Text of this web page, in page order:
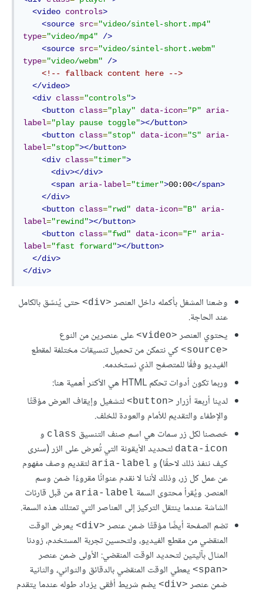
<video controls>
<source src="video/sintel-short.mp4"
type="video/mp4"
/>
<source src="video/sintel-short.webm"
type="video/webm"
/>
<!-- fallback content here -->
</video>
<div class="controls">
<button class="play" data-icon="P"
aria-
label="play pause toggle"></button>
<button class="stop" data-icon="S"
aria-
label="stop"></button>
<div class="timer">
<div></div>
<span aria-label="timer">00:00</span>
</div>
<button class="rwd" data-icon="B"
aria-
label="rewind"></button>
<button class="fwd" data-icon="F"
aria-
label="fast forward"></button>
</div>
</div>
وضعنا المشغل بأكمله داخل العنصر <div>
حتى يُنسّق بالكامل
عند الحاجة.
يحتوي العنصر <video> على عنصرين من النوع
<source>
كي نتمكن من تحميل تنسيقات مختلفة لمقطع
الفيديو وفقًا للمتصفح الذي نستخدمه.
وربما تكون أدوات تحكم HTML هي اﻷكثر أهمية هنا:
لدينا أربعة أزرار <button>
لتشغيل وإيقاف العرض مؤقتًا
واﻹطفاء والتقديم للأمام والعودة للخلف.
خصصنا لكل زر سمات هي اسم صنف التنسيق class و
data-icon لتحديد اﻷيقونة التي تُعرض على الزر (سنرى
كيف ننفذ ذلك لاحقًا) و aria-label لتقديم وصف مفهوم
عن عمل كل زر، وذلك لأننا لا نقدم عنوانًا مقروءًا ضمن وسم
العنصر. ويُقرأ محتوى السمة aria-label من قبل قارئات
الشاشة عندما ينتقل التركيز إلى العناصر التي تمتلك هذه السمة.
تضم الصفحة أيضًا مؤقتًا ضمن عنصر <div>
يعرض الوقت
المنقضي من مقطع الفيديو، ولتحسين تجربة المستخدم، زودنا
المثال بآليتين لتحديد الوقت المنقضي: الأولى ضمن عنصر
<span>
يعطي الوقت المنقضي بالدقائق والثواني، والثانية
ضمن عنصر <div>
يضم شريط أفقي يزداد طوله عندما يتقدم